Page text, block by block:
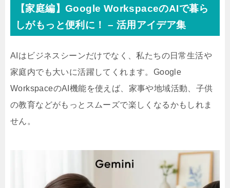
【家庭編】Google WorkspaceのAIで暮ら
しがもっと便利に！ – 活用アイデア集
AIはビジネスシーンだけでなく、私たちの日常生活や
家庭内でも大いに活躍してくれます。Google
WorkspaceのAI機能を使えば、家事や地域活動、子供
の教育などがもっとスムーズで楽しくなるかもしれま
せん。